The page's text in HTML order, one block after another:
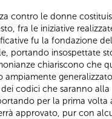
contro le donne
fra le iniziative
fu la fondazione
portando insospettate
chiariscono che
codici che saranno
per la prima
approvato, pur con